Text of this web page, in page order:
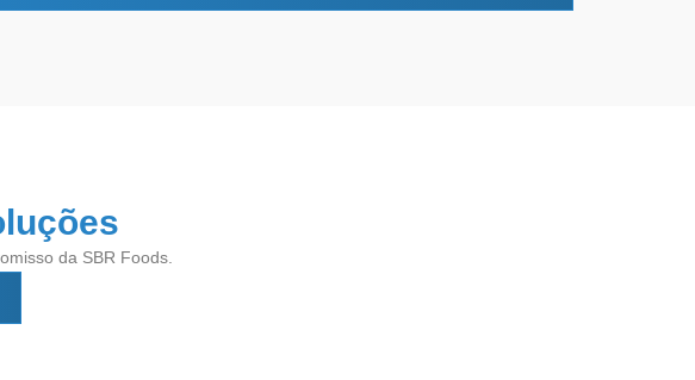
da SBR Foods.